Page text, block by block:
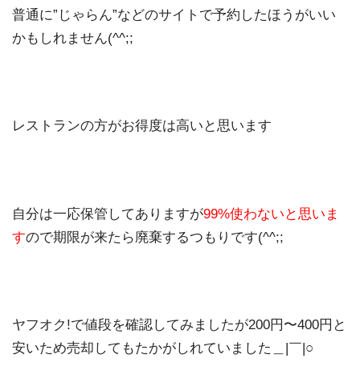
普通に”じゃらん”などのサイトで予約したほうがいい
かもしれません(^^;;
レストランの方がお得度は高いと思います
自分は一応保管してありますが99%使わないと思いま
すので期限が来たら廃棄するつもりです(^^;;
ヤフオク!で値段を確認してみましたが200円〜400円と
安いため売却してもたかがしれていました＿|￣|○